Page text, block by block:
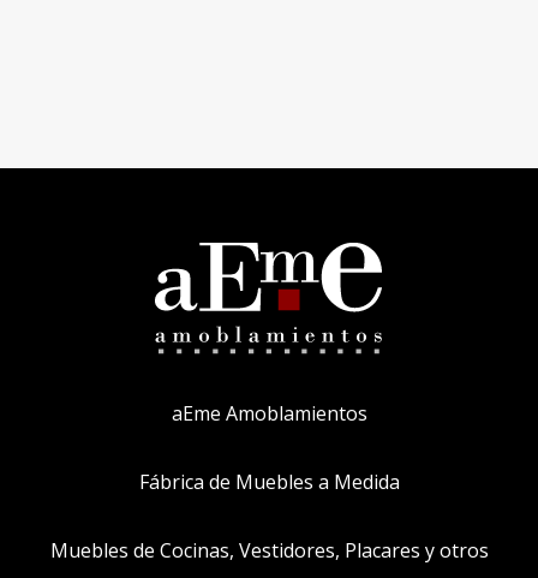
aEme Amoblamientos
Fábrica de Muebles a Medida
Muebles de Cocinas, Vestidores, Placares y otros